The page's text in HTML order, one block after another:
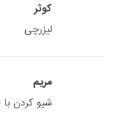
کوثر
لیزرچی
مریم
شیو کردن